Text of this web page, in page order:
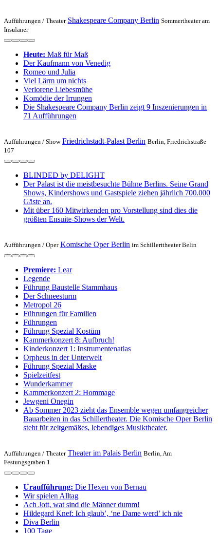
Aufführungen / Theater Shakespeare Company Berlin Sommertheater am
Insulaner
Heute: Maß für Maß
Der Kaufmann von Venedig
Romeo und Julia
Viel Lärm um nichts
Verlorene Liebesmühe
Komödie der Irrungen
Die Shakespeare Company Berlin zeigt 9 Inszenierungen in
71 Aufführungen
Aufführungen / Show Friedrichstadt-Palast Berlin Berlin, Friedrichstraße
107
BLINDED by DELIGHT
Der Palast ist die meistbesuchte Bühne Berlins. Seine Grand
Shows, Kindershows und Gastspiele ziehen jährlich 700.000
Gäste an.
Mit über 160 Mitwirkenden pro Vorstellung sind dies die
größten Ensuite-Shows der Welt.
Aufführungen / Oper Komische Oper Berlin im Schillerttheater Belin
Premiere: Lear
Legende
Führung Bau­stelle Stamm­haus
Der Schnee­sturm
Metropol 26
Führungen für Familien
Führungen
Führung Spezial Kostüm
Kammerkonzert 8: Aufbruch!
Kinderkonzert 1: Instru­men­ten­atlas
Or­pheus in der Un­ter­welt
Führung Spezial Maske
Spielzeit­fest
Wunder­kammer
Kammerkonzert 2: Hommage
Jewgeni Onegin
Ab Sommer 2023 zieht das Ensemble wegen umfangreicher
Bauarbeiten in das Schillertheater. Die Komische Oper Berlin
steht für zeitgemäßes, lebendiges Musiktheater.
Aufführungen / Theater Theater im Palais Berlin Berlin, Am
Festungsgraben 1
Uraufführung: Die Hexen von Bernau
Wir spielen Alltag
Ach Jott, wat sind die Männer dumm!
Hildegard Knef: Ich glaub’, ‘ne Dame werd’ ich nie
Diva Berlin
100 Tage